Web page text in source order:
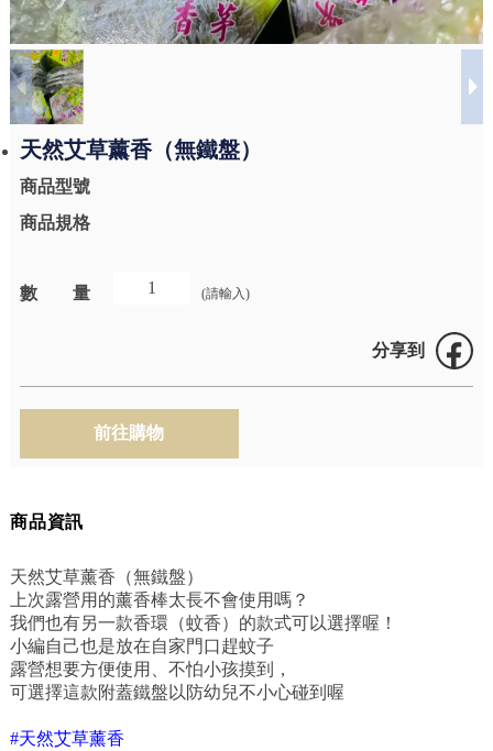
天然艾草薰香（無鐵盤）
商品型號
商品規格
數量 (請輸入)
分享到
商品資訊
天然艾草薰香（無鐵盤）
上次露營用的薰香棒太長不會使用嗎？
我們也有另一款香環（蚊香）的款式可以選擇喔！
小編自己也是放在自家門口趕蚊子
露營想要方便使用、不怕小孩摸到，
可選擇這款附蓋鐵盤以防幼兒不小心碰到喔
#天然艾草薰香